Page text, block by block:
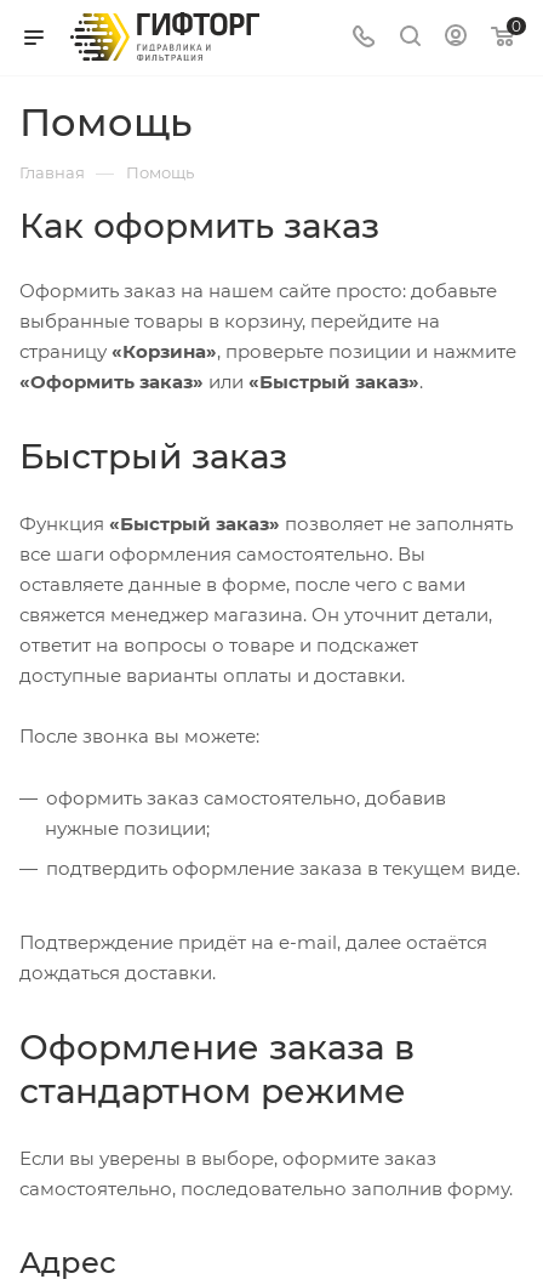
0
Помощь
Главная — Помощь
Как оформить заказ
Оформить заказ на нашем сайте просто: добавьте
выбранные товары в корзину, перейдите на
страницу «Корзина», проверьте позиции и нажмите
«Оформить заказ» или «Быстрый заказ».
Быстрый заказ
Функция «Быстрый заказ» позволяет не заполнять
все шаги оформления самостоятельно. Вы
оставляете данные в форме, после чего с вами
свяжется менеджер магазина. Он уточнит детали,
ответит на вопросы о товаре и подскажет
доступные варианты оплаты и доставки.
После звонка вы можете:
оформить заказ самостоятельно, добавив
нужные позиции;
подтвердить оформление заказа в текущем виде.
Подтверждение придёт на e-mail, далее остаётся
дождаться доставки.
Оформление заказа в
стандартном режиме
Если вы уверены в выборе, оформите заказ
самостоятельно, последовательно заполнив форму.
Адрес